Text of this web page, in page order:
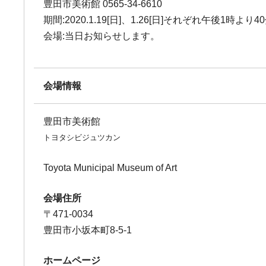
豊田市美術館 0565-34-6610
期間:2020.1.19[日]、1.26[日]それぞれ午後1時より
会場:当日お知らせします。
会場情報
豊田市美術館
トヨタシビジュツカン
Toyota Municipal Museum of Art
会場住所
〒471-0034
豊田市小坂本町8-5-1
ホームページ